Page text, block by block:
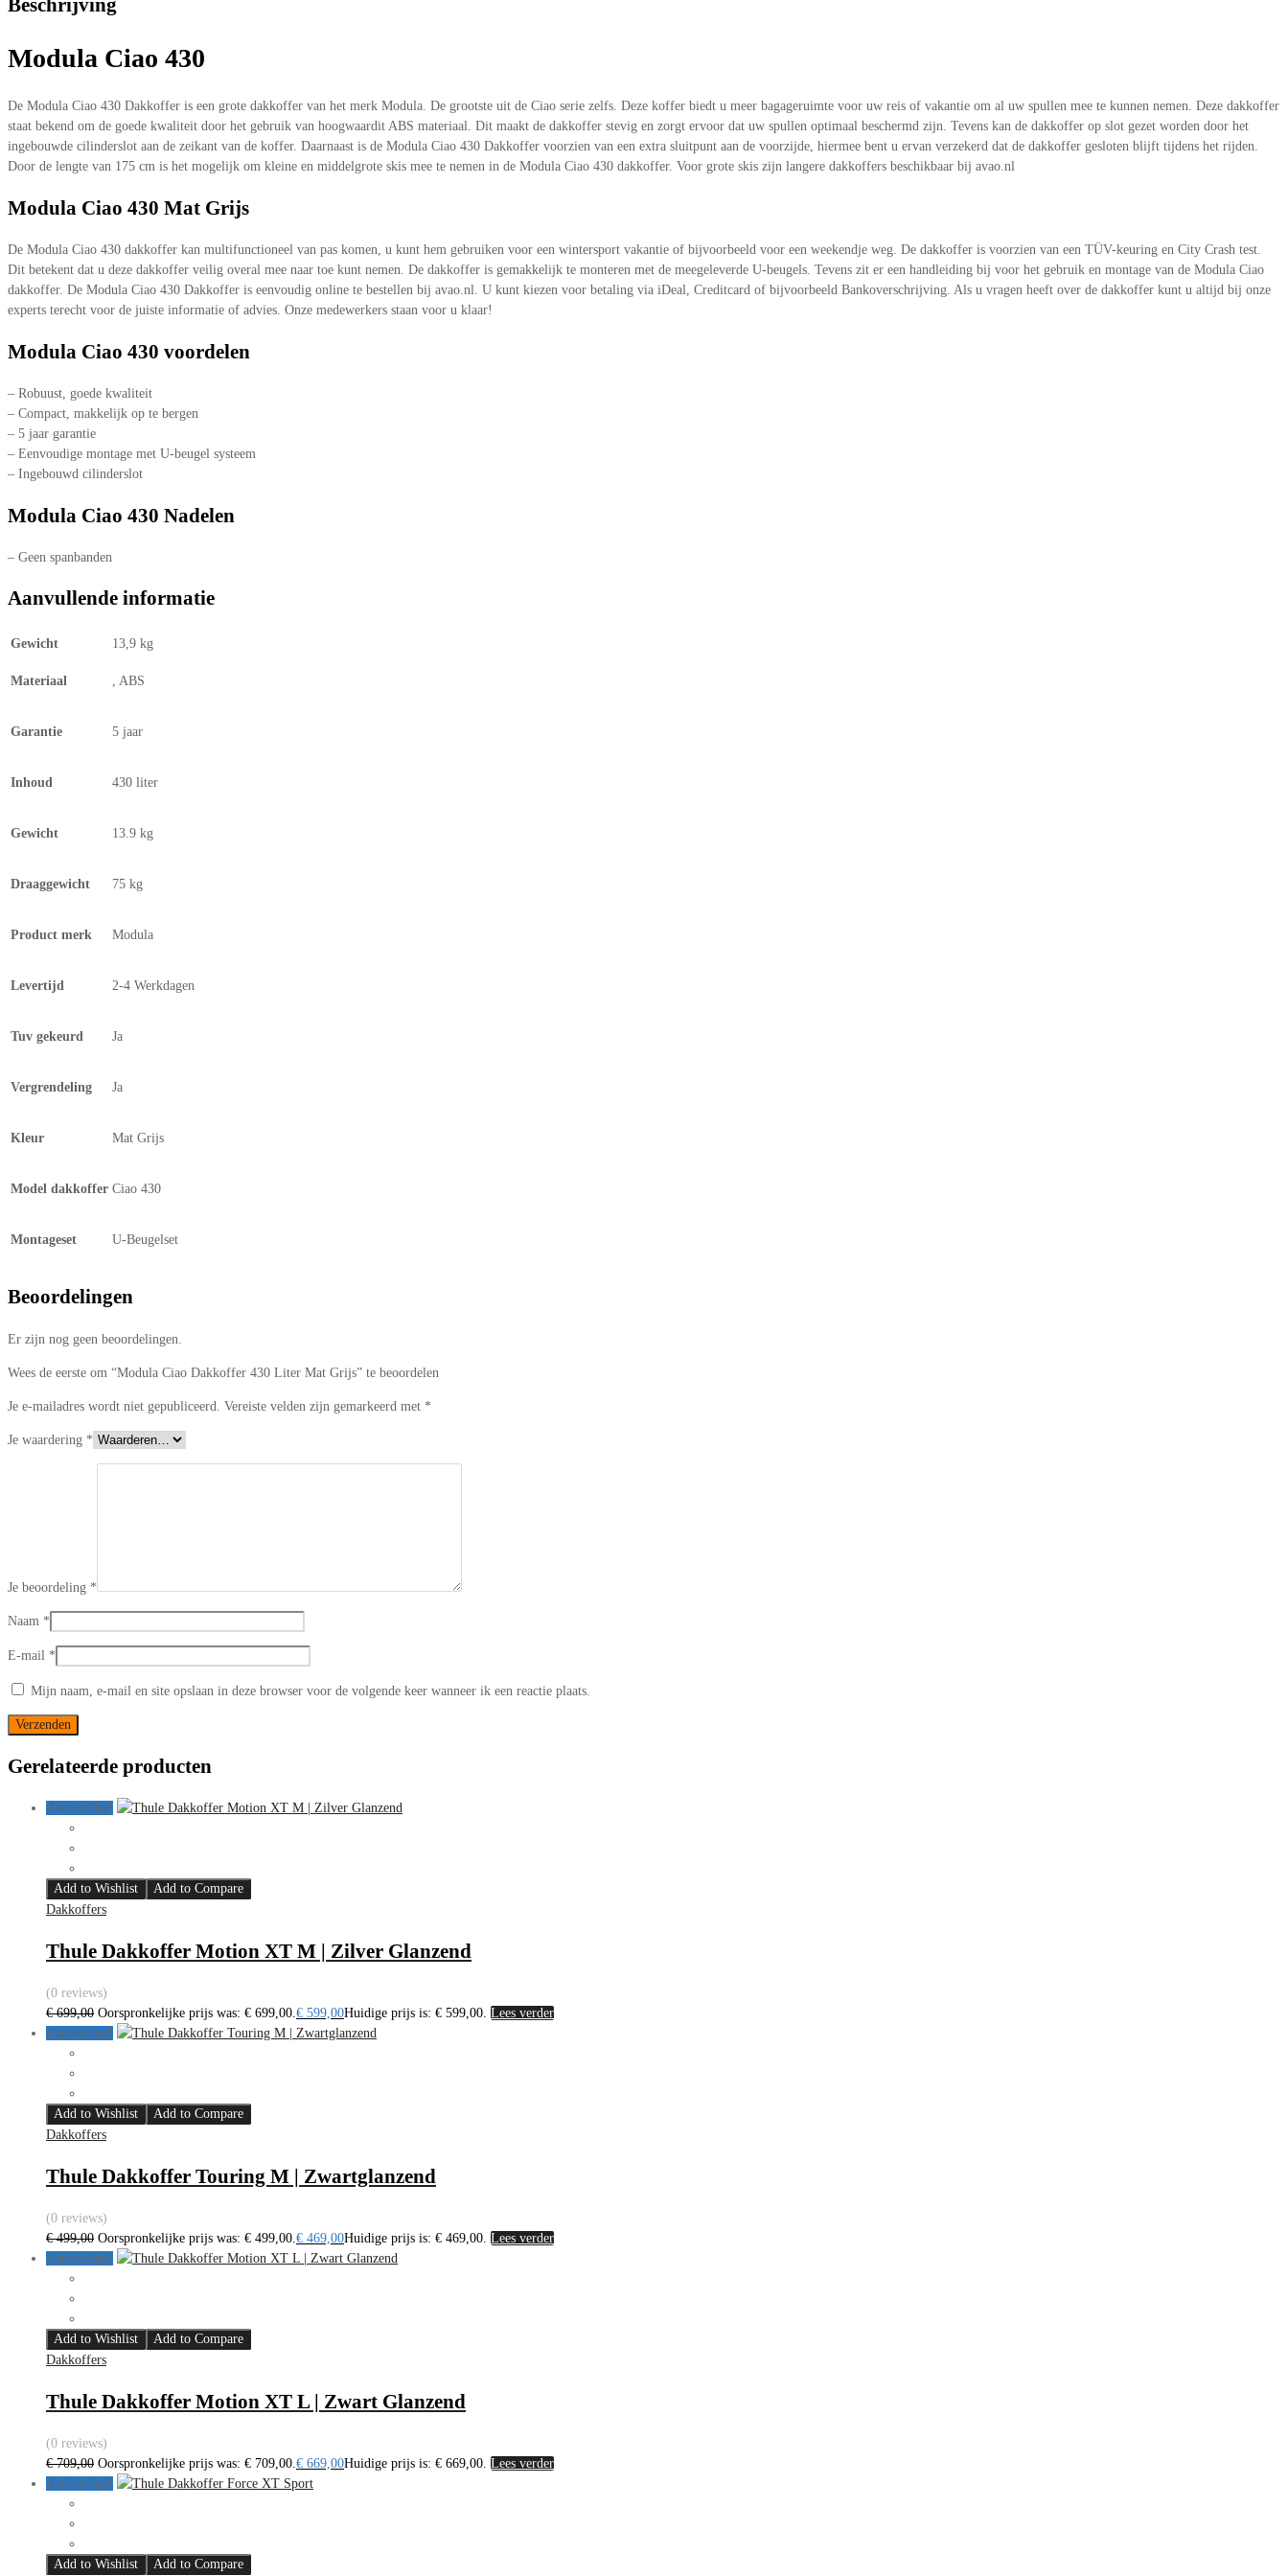
Beschrijving
Modula Ciao 430
De Modula Ciao 430 Dakkoffer is een grote dakkoffer van het merk Modula. De grootste uit de Ciao serie zelfs. Deze koffer biedt u meer bagageruimte voor uw reis of vakantie om al uw spullen mee te kunnen nemen. Deze dakkoffer
staat bekend om de goede kwaliteit door het gebruik van hoogwaardit ABS materiaal. Dit maakt de dakkoffer stevig en zorgt ervoor dat uw spullen optimaal beschermd zijn. Tevens kan de dakkoffer op slot gezet worden door het
ingebouwde cilinderslot aan de zeikant van de koffer. Daarnaast is de Modula Ciao 430 Dakkoffer voorzien van een extra sluitpunt aan de voorzijde, hiermee bent u ervan verzekerd dat de dakkoffer gesloten blijft tijdens het rijden.
Door de lengte van 175 cm is het mogelijk om kleine en middelgrote skis mee te nemen in de Modula Ciao 430 dakkoffer. Voor grote skis zijn langere dakkoffers beschikbaar bij avao.nl
Modula Ciao 430 Mat Grijs
De Modula Ciao 430 dakkoffer kan multifunctioneel van pas komen, u kunt hem gebruiken voor een wintersport vakantie of bijvoorbeeld voor een weekendje weg. De dakkoffer is voorzien van een TÜV-keuring en City Crash test.
Dit betekent dat u deze dakkoffer veilig overal mee naar toe kunt nemen. De dakkoffer is gemakkelijk te monteren met de meegeleverde U-beugels. Tevens zit er een handleiding bij voor het gebruik en montage van de Modula Ciao
dakkoffer. De Modula Ciao 430 Dakkoffer is eenvoudig online te bestellen bij avao.nl. U kunt kiezen voor betaling via iDeal, Creditcard of bijvoorbeeld Bankoverschrijving. Als u vragen heeft over de dakkoffer kunt u altijd bij onze
experts terecht voor de juiste informatie of advies. Onze medewerkers staan voor u klaar!
Modula Ciao 430 voordelen
– Robuust, goede kwaliteit
– Compact, makkelijk op te bergen
– 5 jaar garantie
– Eenvoudige montage met U-beugel systeem
– Ingebouwd cilinderslot
Modula Ciao 430 Nadelen
– Geen spanbanden
Aanvullende informatie
Gewicht 13,9 kg
Materiaal , ABS
Garantie 5 jaar
Inhoud 430 liter
Gewicht 13.9 kg
Draaggewicht 75 kg
Product merk Modula
Levertijd 2-4 Werkdagen
Tuv gekeurd Ja
Vergrendeling Ja
Kleur Mat Grijs
Model dakkoffer Ciao 430
Montageset U-Beugelset
Beoordelingen
Er zijn nog geen beoordelingen.
Wees de eerste om “Modula Ciao Dakkoffer 430 Liter Mat Grijs” te beoordelen
Je e-mailadres wordt niet gepubliceerd. Vereiste velden zijn gemarkeerd met *
Je waardering *
Je beoordeling *
Naam *
E-mail *
Mijn naam, e-mail en site opslaan in deze browser voor de volgende keer wanneer ik een reactie plaats.
Gerelateerde producten
Aanbieding!
Add to Wishlist
Add to Compare
Dakkoffers
Thule Dakkoffer Motion XT M | Zilver Glanzend
(0 reviews)
€699,00 Oorspronkelijke prijs was: € 699,00.€ 599,00Huidige prijs is: € 599,00. Lees verder
Aanbieding!
Add to Wishlist
Add to Compare
Dakkoffers
Thule Dakkoffer Touring M | Zwartglanzend
(0 reviews)
€499,00 Oorspronkelijke prijs was: € 499,00.€ 469,00Huidige prijs is: € 469,00. Lees verder
Aanbieding!
Add to Wishlist
Add to Compare
Dakkoffers
Thule Dakkoffer Motion XT L | Zwart Glanzend
(0 reviews)
€709,00 Oorspronkelijke prijs was: € 709,00.€ 669,00Huidige prijs is: € 669,00. Lees verder
Aanbieding!
Add to Wishlist Add to Compare